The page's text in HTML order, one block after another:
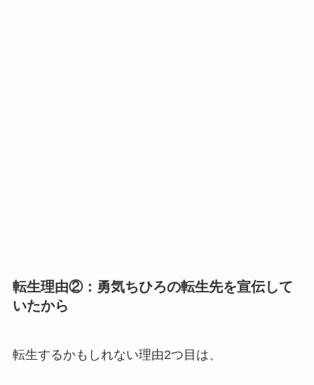
転生理由②：勇気ちひろの転生先を宣伝して
いたから
転生するかもしれない理由2つ目は、